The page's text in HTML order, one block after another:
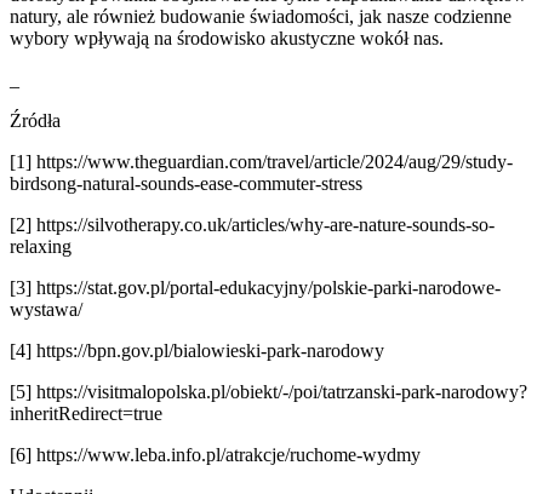
natury, ale również budowanie świadomości, jak nasze codzienne
wybory wpływają na środowisko akustyczne wokół nas.
Źródła
[1] https://www.theguardian.com/travel/article/2024/aug/29/study-
birdsong-natural-sounds-ease-commuter-stress
[2] https://silvotherapy.co.uk/articles/why-are-nature-sounds-so-
relaxing
[3] https://stat.gov.pl/portal-edukacyjny/polskie-parki-narodowe-
wystawa/
[4] https://bpn.gov.pl/bialowieski-park-narodowy
[5] https://visitmalopolska.pl/obiekt/-/poi/tatrzanski-park-narodowy?
inheritRedirect=true
[6] https://www.leba.info.pl/atrakcje/ruchome-wydmy